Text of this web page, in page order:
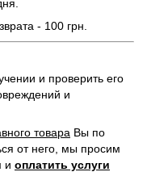
- 100 грн.
и проверить его
и
товара Вы по
от него, мы просим
и оплатить услуги